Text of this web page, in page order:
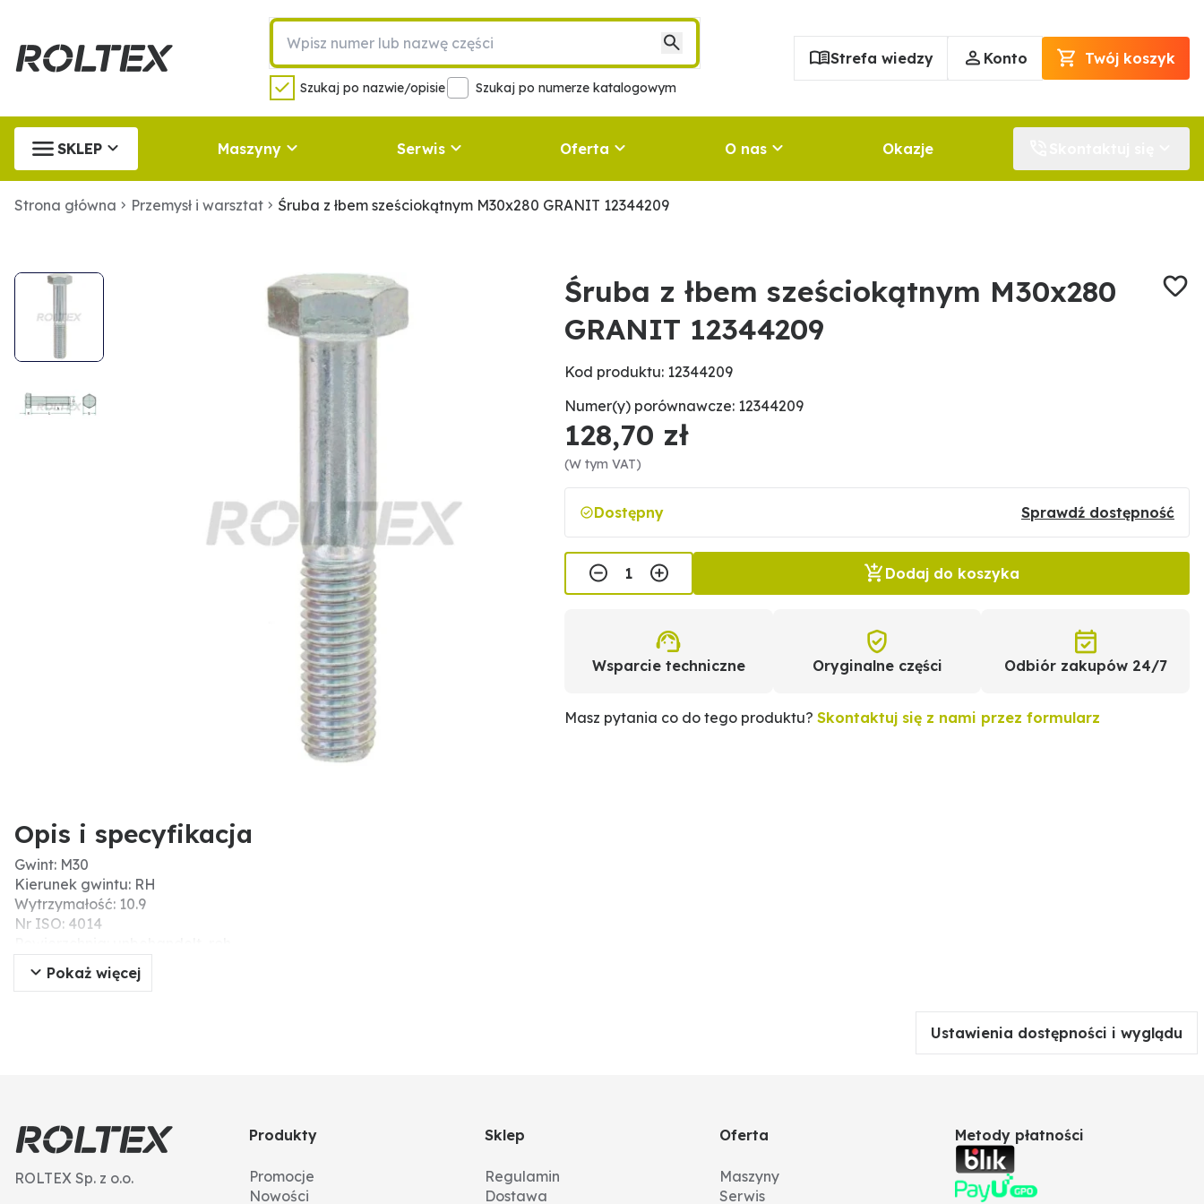
Szukaj po nazwie/opisie Szukaj po numerze katalogowym
Strefa wiedzy Konto Twój koszyk
SKLEP Maszyny Serwis Oferta O nas Okazje
Strona główna Przemysł i warsztat Śruba z łbem sześciokątnym M30x280 GRANIT 12344209
Śruba z łbem sześciokątnym M30x280
GRANIT 12344209
Kod produktu: 12344209
Numer(y) porównawcze: 12344209
128,70 zł
(W tym VAT)
Dostępny Sprawdź dostępność
Dodaj do koszyka
Wsparcie techniczne Oryginalne części Odbiór zakupów 24/7
Masz pytania co do tego produktu?Skontaktuj się z nami przez formularz
Opis i specyfikacja
Gwint: M30
Kierunek gwintu: RH
Wytrzymałość: 10.9
Nr ISO: 4014
Kształt łba: Sechskantkopf
Skok gwintu: 3,5
Materiał: stal
Typ gwintu: gwint standardowy
Pokaż więcej
Ustawienia dostępności i wyglądu
ROLTEX Sp. z o.o.
Produkty
Promocje
Nowości
Sklep
Regulamin
Dostawa
Oferta
Maszyny
Serwis
Metody płatności